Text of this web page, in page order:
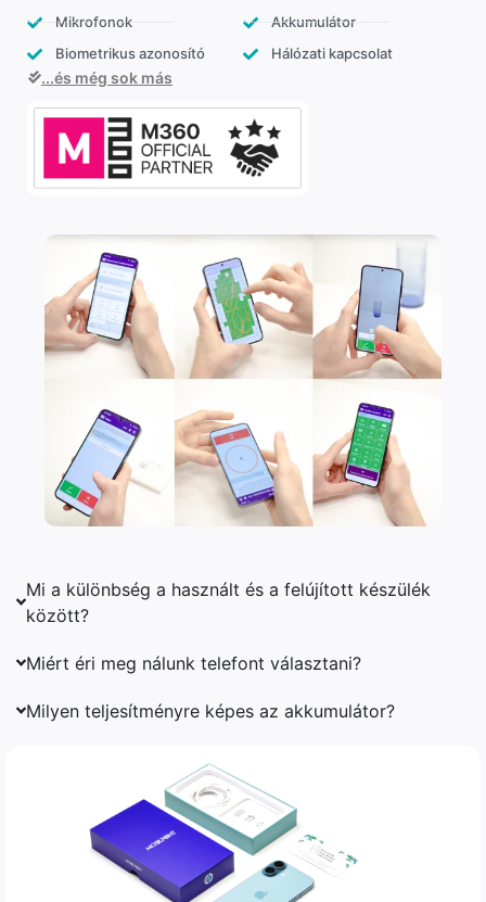
Mikrofonok
Biometrikus azonosító
Akkumulátor
Hálózati kapcsolat
...és még sok más
Mi a különbség a használt és a felújított készülék
között?
Miért éri meg nálunk telefont választani?
Milyen teljesítményre képes az akkumulátor?